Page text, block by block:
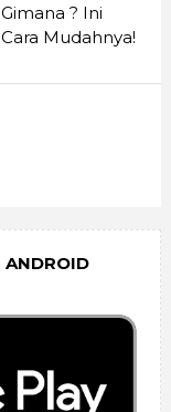
Gimana ? Ini
Cara Mudahnya!
ANDROID